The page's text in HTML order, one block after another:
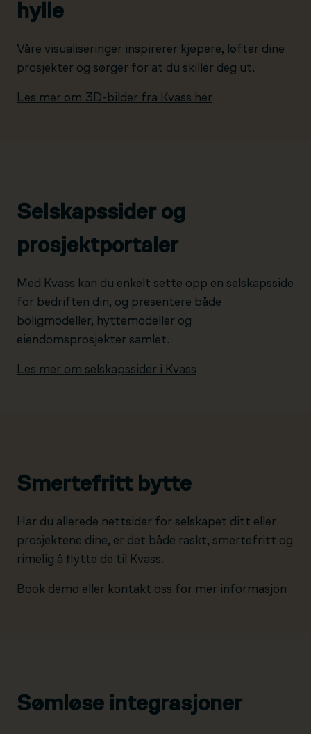
hylle
Våre visualiseringer inspirerer kjøpere, løfter dine
prosjekter og sørger for at du skiller deg ut.
Les mer om 3D-bilder fra Kvass her
Selskapssider og
prosjektportaler
Med Kvass kan du enkelt sette opp en selskapsside
for bedriften din, og presentere både
boligmodeller, hyttemodeller og
eiendomsprosjekter samlet.
Les mer om selskapssider i Kvass
Smertefritt bytte
Har du allerede nettsider for selskapet ditt eller
prosjektene dine, er det både raskt, smertefritt og
rimelig å flytte de til Kvass.
Book demo eller kontakt oss for mer informasjon
Sømløse integrasjoner